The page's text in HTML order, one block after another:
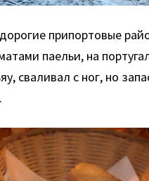
припортовые
паельи, на
сваливал с ног, но